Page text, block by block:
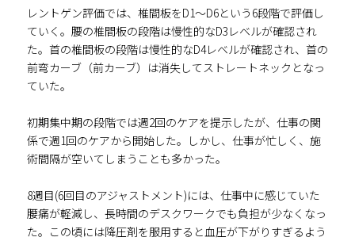
レントゲン評価では、椎間板をD1～D6という6段階で評価し
ていく。腰の椎間板の段階は慢性的なD3レベルが確認され
た。首の椎間板の段階は慢性的なD4レベルが確認され、首の
前弯カーブ（前カーブ）は消失してストレートネックとなっ
ていた。
初期集中期の段階では週2回のケアを提示したが、仕事の関
係で週1回のケアから開始した。しかし、仕事が忙しく、施
術間隔が空いてしまうことも多かった。
8週目(6回目のアジャストメント)には、仕事中に感じていた
腰痛が軽減し、長時間のデスクワークでも負担が少なくなっ
た。この頃には降圧剤を服用すると血圧が下がりすぎるよう